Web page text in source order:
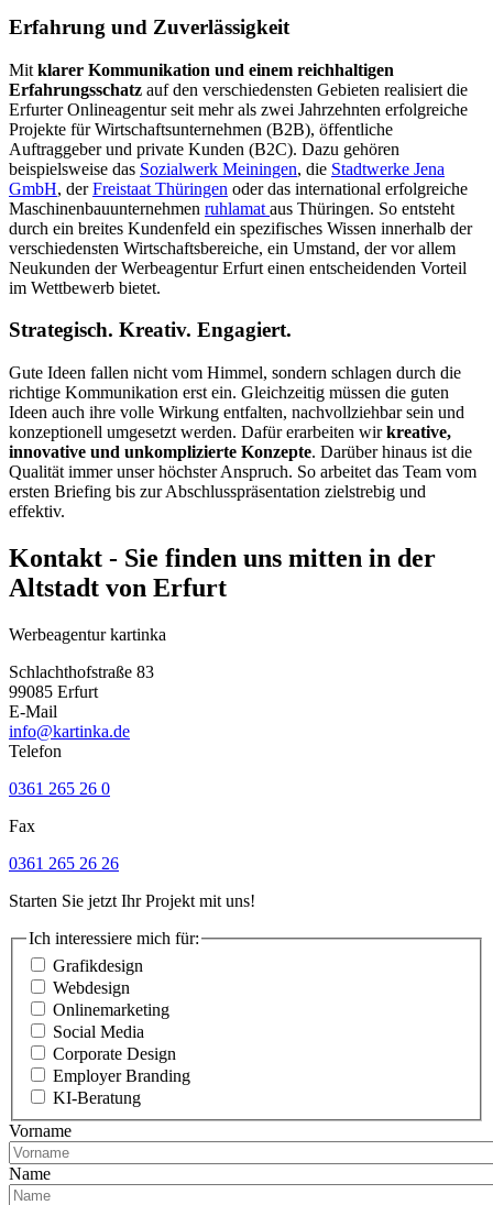
Erfahrung und Zuverlässigkeit
Mit klarer Kommunikation und einem reichhaltigen
Erfahrungsschatz auf den verschiedensten Gebieten realisiert die
Erfurter Onlineagentur seit mehr als zwei Jahrzehnten erfolgreiche
Projekte für Wirtschaftsunternehmen (B2B), öffentliche
Auftraggeber und private Kunden (B2C). Dazu gehören
beispielsweise das Sozialwerk Meiningen, die Stadtwerke Jena
GmbH, derFreistaat Thüringen oder das international erfolgreiche
Maschinenbauunternehmen ruhlamat aus Thüringen. So entsteht
durch ein breites Kundenfeld ein spezifisches Wissen innerhalb der
verschiedensten Wirtschaftsbereiche, ein Umstand, der vor allem
Neukunden der Werbeagentur Erfurt einen entscheidenden Vorteil
im Wettbewerb bietet.
Strategisch. Kreativ. Engagiert.
Gute Ideen fallen nicht vom Himmel, sondern schlagen durch die
richtige Kommunikation erst ein. Gleichzeitig müssen die guten
Ideen auch ihre volle Wirkung entfalten, nachvollziehbar sein und
konzeptionell umgesetzt werden. Dafür erarbeiten wirkreative,
innovative und unkomplizierte Konzepte. Darüber hinaus ist die
Qualität immer unser höchster Anspruch. So arbeitet das Team vom
ersten Briefing bis zur Abschlusspräsentation zielstrebig und
effektiv.
Kontakt - Sie finden uns mitten in der
Altstadt von Erfurt
Werbeagentur kartinka
Schlachthofstraße 83
99085 Erfurt
E-Mail
info@kartinka.de
Telefon
0361 265 26 0
Fax
0361 265 26 26
Starten Sie jetzt Ihr Projekt mit uns!
Ich interessiere mich für:
Grafikdesign
Webdesign
Onlinemarketing
Social Media
Corporate Design
Employer Branding
KI-Beratung
Vorname
Name